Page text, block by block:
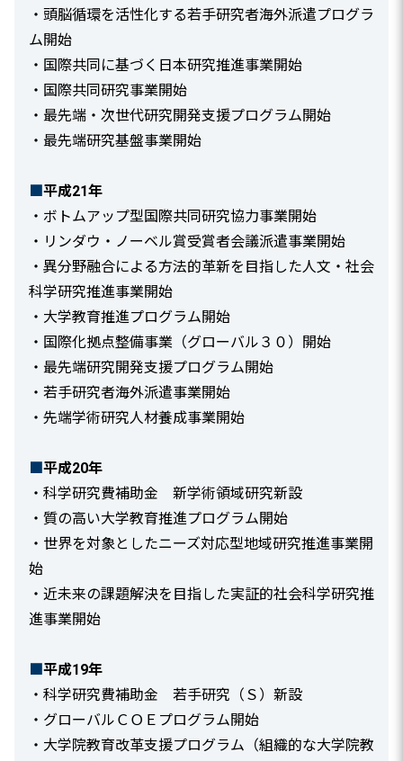
・頭脳循環を活性化する若手研究者海外派遣プログラ
ム開始
・国際共同に基づく日本研究推進事業開始
・国際共同研究事業開始
・最先端・次世代研究開発支援プログラム開始
・最先端研究基盤事業開始
平成21年
・ボトムアップ型国際共同研究協力事業開始
・リンダウ・ノーベル賞受賞者会議派遣事業開始
・異分野融合による方法的革新を目指した人文・社会
科学研究推進事業開始
・大学教育推進プログラム開始
・国際化拠点整備事業（グローバル３０）開始
・最先端研究開発支援プログラム開始
・若手研究者海外派遣事業開始
・先端学術研究人材養成事業開始
平成20年
・科学研究費補助金 新学術領域研究新設
・質の高い大学教育推進プログラム開始
・世界を対象としたニーズ対応型地域研究推進事業開
始
・近未来の課題解決を目指した実証的社会科学研究推
進事業開始
平成19年
・科学研究費補助金 若手研究（Ｓ）新設
・グローバルＣＯＥプログラム開始
・大学院教育改革支援プログラム（組織的な大学院教